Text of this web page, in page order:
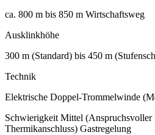
ca. 800 m bis 850 m Wirtschaftsweg
Ausklinkhöhe
300 m (Standard) bis 450 m
Technik
Elektrische Doppel-Trommelwinde
Schwierigkeit Mittel
Thermikanschluss) Gastregelung